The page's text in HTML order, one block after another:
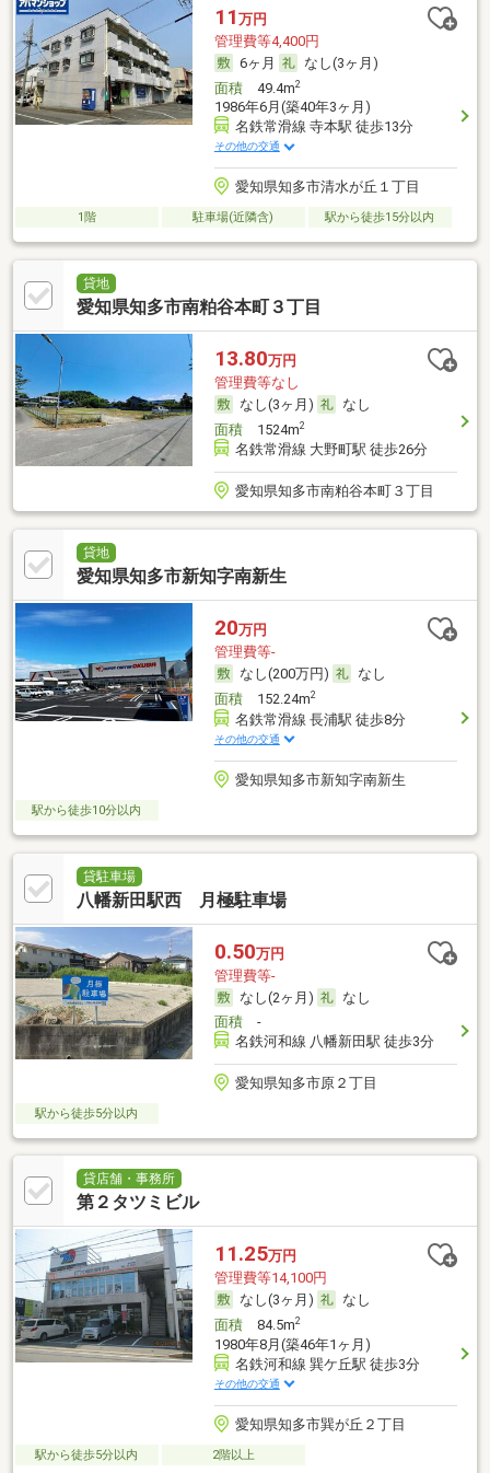
11 万円
管理費等4,400円
6ヶ月
なし(3ヶ月)
面積49.4m2
1986年6月(築40年3ヶ月)
名鉄常滑線 寺本駅 徒歩13分
その他の交通
愛知県知多市清水が丘１丁目
1階 駐車場(近隣含) 駅から徒歩15分以内
貸地
愛知県知多市南粕谷本町３丁目
13.80万円
管理費等なし
なし(3ヶ月)
なし
面積1524m2
名鉄常滑線 大野町駅 徒歩26分
愛知県知多市南粕谷本町３丁目
貸地
愛知県知多市新知字南新生
20万円
管理費等-
なし(200万円)
なし
面積152.24m2
名鉄常滑線 長浦駅 徒歩8分
その他の交通
愛知県知多市新知字南新生
駅から徒歩10分以内
貸駐車場
八幡新田駅西 月極駐車場
0.50万円
管理費等-
なし(2ヶ月)
なし
面積-
名鉄河和線 八幡新田駅 徒歩3分
愛知県知多市原２丁目
駅から徒歩5分以内
貸店舗・事務所
第２タツミビル
11.25万円
管理費等14,100円
なし(3ヶ月)
なし
面積84.5m2
1980年8月(築46年1ヶ月)
名鉄河和線 巽ケ丘駅 徒歩3分
その他の交通
愛知県知多市巽が丘２丁目
駅から徒歩5分以内 2階以上